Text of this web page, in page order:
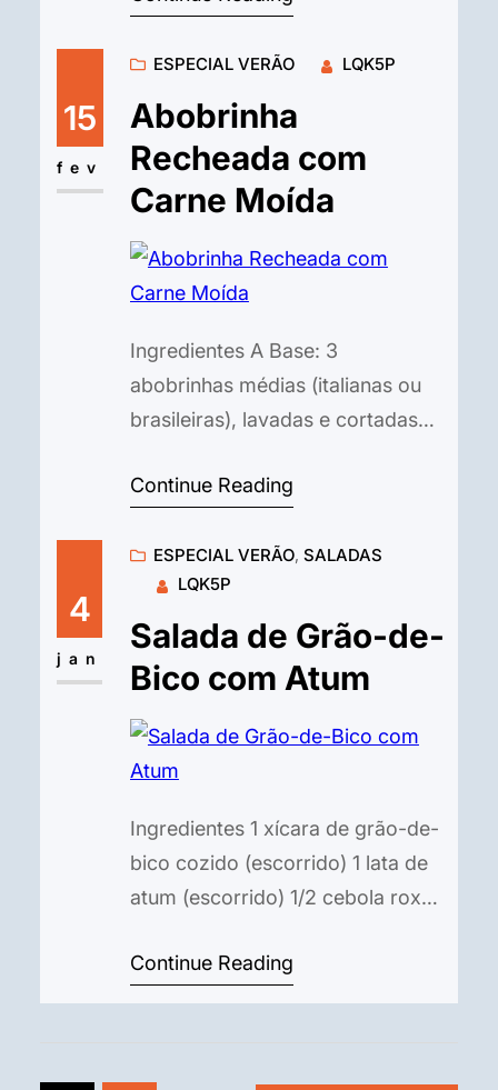
dedo-de-moça picadinha, sem
sementes (a gosto). O “Leite de
Tigre” (A Marinada): Suco de 6 a
8 limões taiti (espremidos na
hora,…
15
fev
ESPECIAL VERÃO LQK5P
Abobrinha
Recheada com
Carne Moída
Ingredientes A Base: 3
abobrinhas médias (italianas ou
brasileiras), lavadas e cortadas
comprimento. 1 fio de azeite de
do-reino a gosto. O Recheio:
300g de carne moída (patinho,
acém ou de sua preferência). 1
cebola média picadinha. 2 dentes
de alho amassados. 1 tomate
maduro…
Continue Reading
4
jan
ESPECIAL VERÃO, SALADAS
LQK5P
Salada de Grão-de-
Bico com Atum
Ingredientes 1 xícara de grão-de-
bico cozido (escorrido) 1 lata de
atum (escorrido) 1/2 cebola roxa
1/2 pepino (em cubos) (opcional)
Cheiro-verde ou salsinha (a
Continue Reading